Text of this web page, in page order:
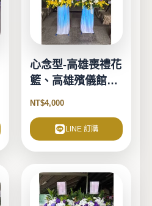
心念型-高雄喪禮花
籃、高雄殯儀館花
籃
NT$4,000
LINE 訂購